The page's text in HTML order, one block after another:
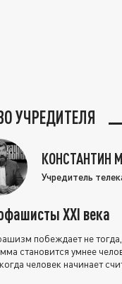
УЧРЕДИТЕЛЯ
КОНСТАНТИН
Учредитель
XXI века
побеждает не
становится умнее
человек начинает